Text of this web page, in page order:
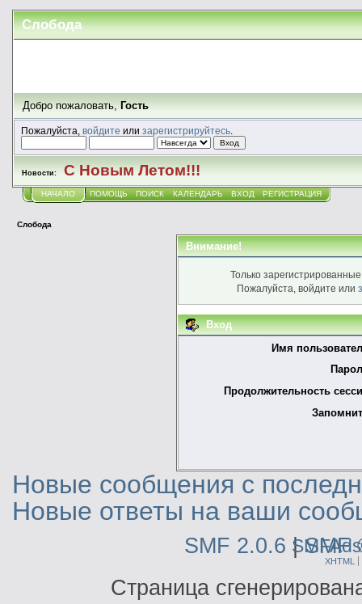
Слобода
Добро пожаловать,Гость
Пожалуйста, войдите или зарегистрируйтесь.
Новости: С Новым Летом!!!
НАЧАЛО ПОМОЩЬ ПОИСК КАЛЕНДАРЬ ВХОД РЕГИСТРАЦИЯ
Слобода
Внимание!
Только
Пожалуйста, войдите или
Вход
Имя
Продолжительность
Новые сообщения с
Новые ответы на ваши
SMF 2.0.6 |SMF
SMFAds
XHTML
Страница